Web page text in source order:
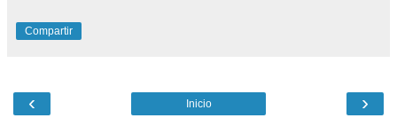
Compartir
‹ ›
Inicio